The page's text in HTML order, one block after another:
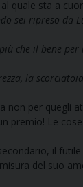
sta a
sei ripreso da
che il bene per
la
per quegli
premio! Le
il futile
del suo